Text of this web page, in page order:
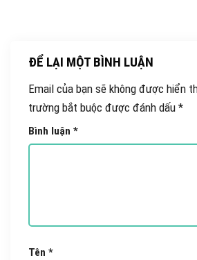
ĐỂ LẠI MỘT BÌNH LUẬN
Email của bạn sẽ không được hiển
trường bắt buộc được đánh dấu *
Bình luận *
Tên *